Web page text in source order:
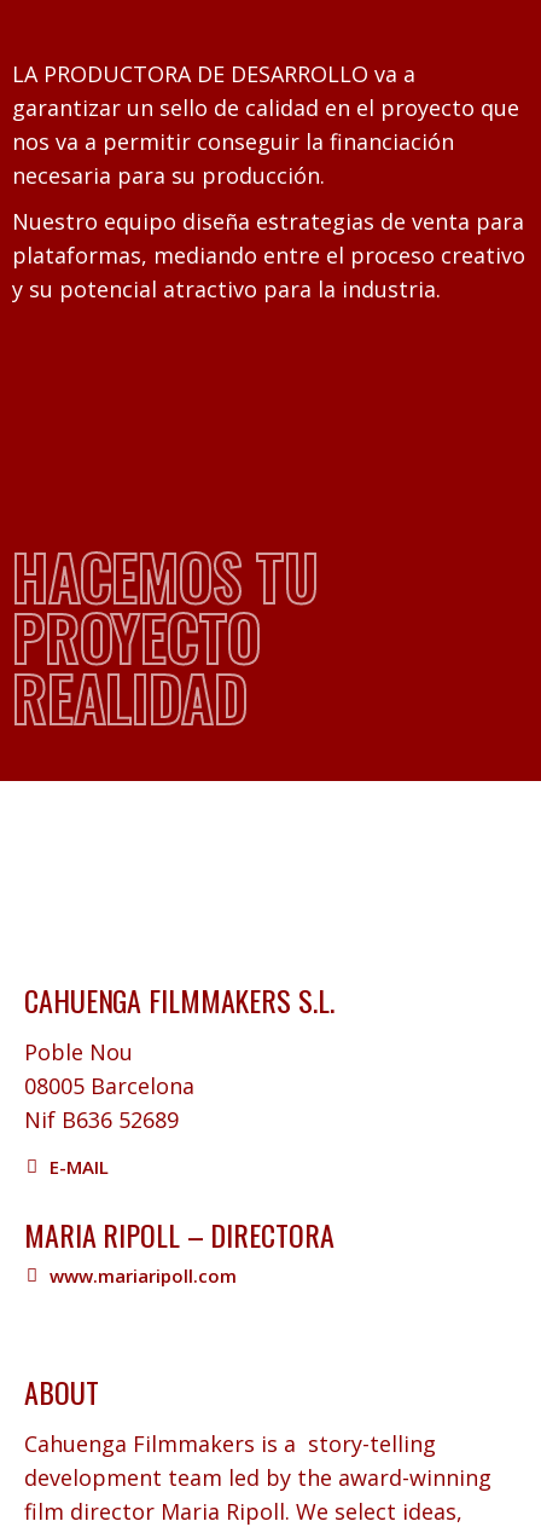
LA PRODUCTORA DE DESARROLLO va a
garantizar un sello de calidad en el proyecto que
nos va a permitir conseguir la financiación
necesaria para su producción.
Nuestro equipo diseña estrategias de venta para
plataformas, mediando entre el proceso creativo
y su potencial atractivo para la industria.
HACEMOS TU
PROYECTO
REALIDAD
CAHUENGA FILMMAKERS S.L.
Poble Nou
08005 Barcelona
Nif B636 52689
E-MAIL
MARIA RIPOLL – DIRECTORA
www.mariaripoll.com
ABOUT
Cahuenga Filmmakers is a story-telling
development team led by the award-winning
film director Maria Ripoll. We select ideas,